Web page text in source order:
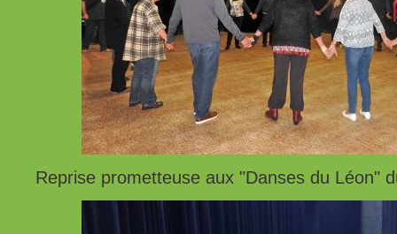
Reprise prometteuse aux "Danses du Léon"